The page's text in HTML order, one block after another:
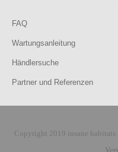
FAQ
Wartungsanleitung
Händlersuche
Partner und Referenzen
Copyright 2019 insane habitats